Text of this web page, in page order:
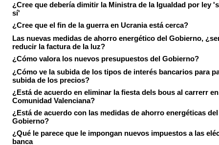
¿Cree que debería dimitir la Ministra de la Igualdad por ley
sí'
¿Cree que el fin de la guerra en Ucrania está cerca?
Las nuevas medidas de ahorro energético del Gobierno,
reducir la factura de la luz?
¿Cómo valora los nuevos presupuestos del Gobierno?
¿Cómo ve la subida de los tipos de interés bancarios para
subida de los precios?
¿Está de acuerdo en eliminar la fiesta dels bous al carrerr
Comunidad Valenciana?
¿Está de acuerdo con las medidas de ahorro energéticas del
Gobierno?
¿Qué le parece que le impongan nuevos impuestos a las
banca